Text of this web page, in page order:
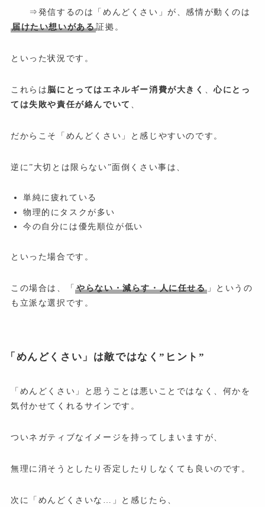
⇒発信するのは「めんどくさい」が、感情が動くのは
届けたい想いがある証拠。
といった状況です。
これらは 脳にとってはエネルギー消費が大きく 、心にとっ
ては失敗や責任が絡んでいて 、
だからこそ「めんどくさい」と感じやすいのです。
逆に”大切とは限らない”面倒くさい事は、
単純に疲れている
物理的にタスクが多い
今の自分には優先順位が低い
といった場合です。
この場合は、「やらない・減らす・人に任せる」というの
も立派な選択です。
「めんどくさい」は敵ではなく”ヒント”
「めんどくさい」と思うことは悪いことではなく、何かを
気付かせてくれるサインです。
ついネガティブなイメージを持ってしまいますが、
無理に消そうとしたり否定したりしなくても良いのです。
次に「めんどくさいな…」と感じたら、